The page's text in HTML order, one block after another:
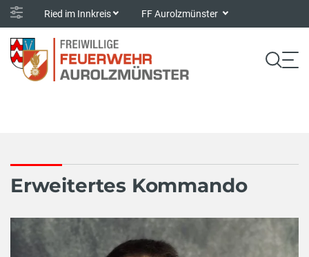
Ried im Innkreis FF Aurolzmünster
Erweitertes Kommando